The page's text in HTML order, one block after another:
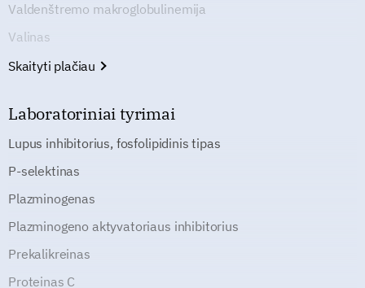
Valdenštremo makroglobulinemija
Valinas
Skaityti plačiau
Laboratoriniai tyrimai
Lupus inhibitorius, fosfolipidinis tipas
P-selektinas
Plazminogenas
Plazminogeno aktyvatoriaus inhibitorius
Prekalikreinas
Proteinas C